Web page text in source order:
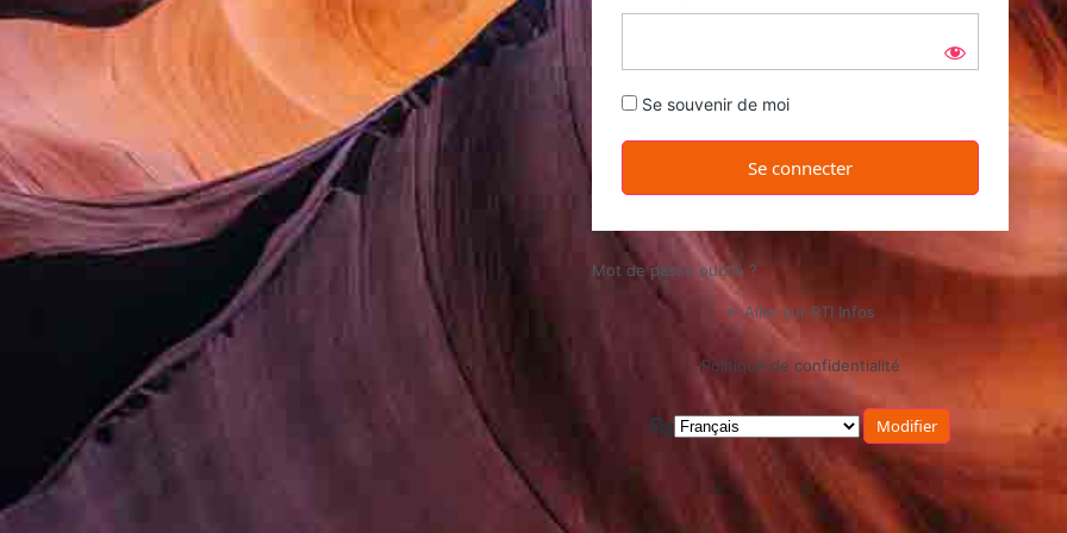
Se souvenir de moi
Mot de passe oublié ?
← Aller sur RTI Infos
Politique de confidentialité
Langue